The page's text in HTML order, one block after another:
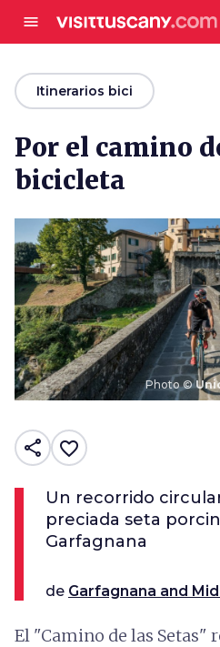
menu
arrow_backItinerarios bici
Por el camino
bicicleta
Photo ©
share favorite_border
Un recorrido
preciada seta
Garfagnana
de Garfagnana and
El "Camino de las Setas"